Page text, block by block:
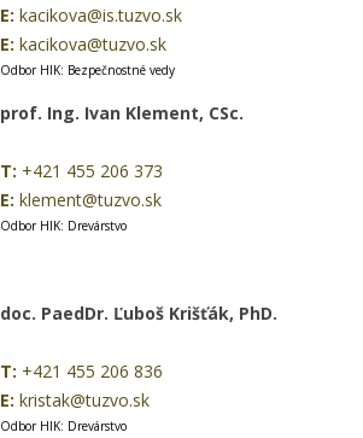
E: kacikova@is.tuzvo.sk
E: kacikova@tuzvo.sk
Odbor HIK: Bezpečnostné vedy
prof. Ing. Ivan Klement, CSc.
T: +421 455 206 373
E: klement@tuzvo.sk
Odbor HIK: Drevárstvo
doc. PaedDr. Ľuboš Krišťák, PhD.
T: +421 455 206 836
E: kristak@tuzvo.sk
Odbor HIK: Drevárstvo